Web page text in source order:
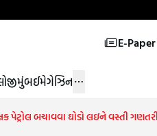
E-Paper
મુંબઈમેગેઝિન
બચાવવા ઘોડો લઇને વસ્તી